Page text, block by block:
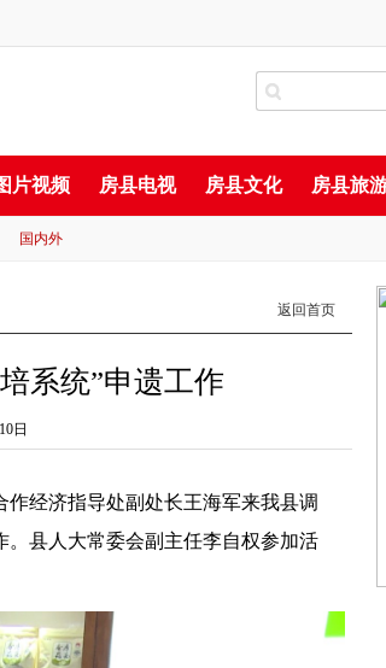
片视频 房县电视 房县文化 房县旅
国内外
返回首页
系统”申遗工作
日
作经济指导处副处长王海军来我县调
。县人大常委会副主任李自权参加活